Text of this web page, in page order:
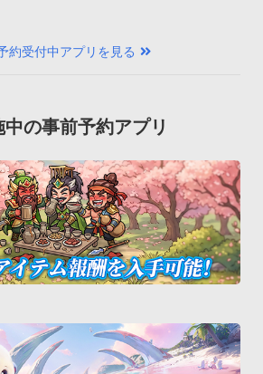
約受付中アプリを見る
中の事前予約アプリ